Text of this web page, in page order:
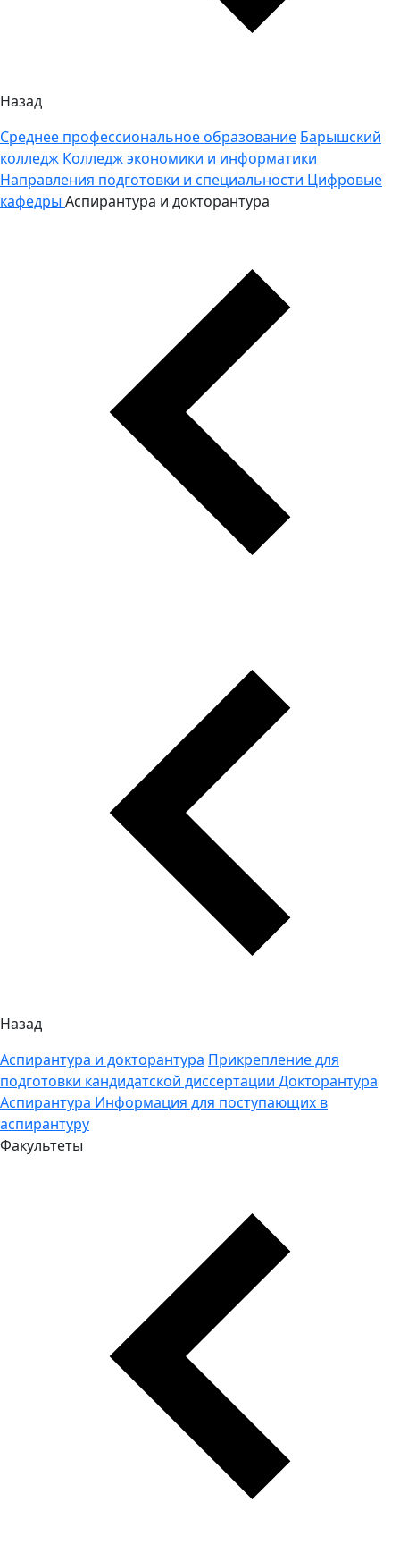
Назад
Среднее профессиональное образование Барышский
колледж Колледж экономики и информатики
Направления подготовки и специальности Цифровые
кафедры Аспирантура и докторантура
Назад
Аспирантура и докторантура Прикрепление для
подготовки кандидатской диссертации Докторантура
Аспирантура Информация для поступающих в
аспирантуру
Факультеты